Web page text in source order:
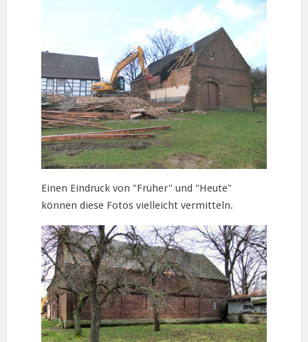
Einen Eindruck von "Früher" und "Heute"
können diese Fotos vielleicht vermitteln.